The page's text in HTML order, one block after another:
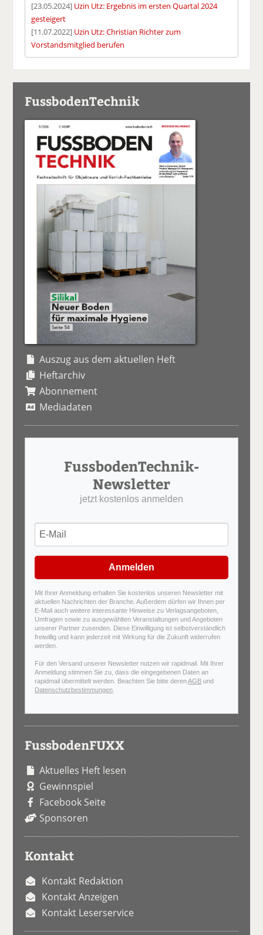
[23.05.2024] Uzin Utz: Ergebnis im ersten Quartal 2024
gesteigert
[11.07.2022] Uzin Utz: Christian Richter zum
Vorstandsmitglied berufen
FussbodenTechnik
Auszug aus dem aktuellen Heft
Heftarchiv
Abonnement
Mediadaten
FussbodenTechnik-
Newsletter
jetzt kostenlos anmelden
Anmelden
Mit Ihrer Anmeldung erhalten Sie kostenlos unseren Newsletter mit
aktuellen Nachrichten der Branche. Außerdem dürfen wir Ihnen per
E-Mail auch weitere interessante Hinweise zu Verlagsangeboten,
Umfragen sowie zu ausgewählten Veranstaltungen und Angeboten
unserer Partner zusenden. Diese Einwilligung ist selbstverständlich
freiwillig und kann jederzeit mit Wirkung für die Zukunft widerrufen
werden.
Für den Versand unserer Newsletter nutzen wir rapidmail. Mit Ihrer
Anmeldung stimmen Sie zu, dass die eingegebenen Daten an
rapidmail übermittelt werden. Beachten Sie bitte derenAGB und
Datenschutzbestimmungen
FussbodenFUXX
Aktuelles Heft lesen
Gewinnspiel
Facebook Seite
Sponsoren
Kontakt
Kontakt Redaktion
Kontakt Anzeigen
Kontakt Leserservice